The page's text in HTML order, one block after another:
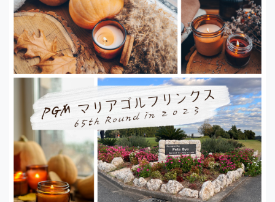
キャッシュフロー計算書
オペレーション透明化
オンボーディング
オンライン
オンライン内見
オーガスタ
オーナー
オープンソース
カスタマージャーニー
ガジェット
ガバナンス
ガーミン
キャズム理論
キャッシュフロー
キャリア
オペレーショナルリスク
キャリアアンカー
キャリアデザイン
キャリアパス
キャリア戦略
キャリア理論
キャロウェイ
キャンセル
キーガン
ギア
クラブセッティング
クリステンセン
クリティカル・シンキング
クリングAI